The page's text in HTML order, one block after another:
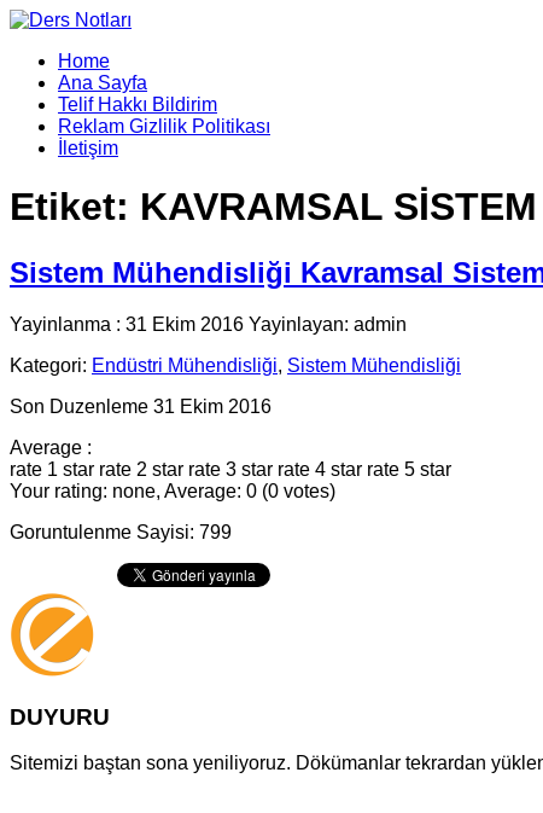
Home
Ana Sayfa
Telif Hakkı Bildirim
Reklam Gizlilik Politikası
İletişim
Etiket: KAVRAMSAL
Sistem Mühendisliği Kavramsal Sistem
Yayinlanma : 31 Ekim 2016 Yayinlayan: admin
Kategori: Endüstri Mühendisliği, Sistem Mühendisliği
Son Duzenleme 31 Ekim 2016
Average :
rate 1 star rate 2 star rate 3 star rate 4 star rate 5 star
Your rating: none, Average: 0 (0 votes)
Goruntulenme Sayisi: 799
DUYURU
Sitemizi baştan sona yeniliyoruz. Dökümanlar tekrardan